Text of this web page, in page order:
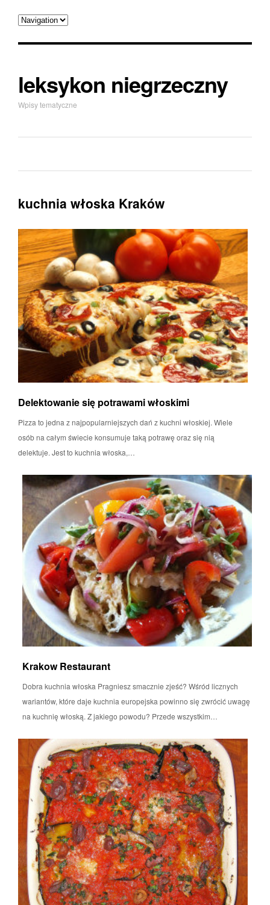
leksykon niegrzeczny
Wpisy tematyczne
kuchnia włoska Kraków
Delektowanie się potrawami włoskimi
Pizza to jedna z najpopularniejszych dań z kuchni włoskiej. Wiele
osób na całym świecie konsumuje taką potrawę oraz się nią
delektuje. Jest to kuchnia włoska,…
Krakow Restaurant
Dobra kuchnia włoska Pragniesz smacznie zjeść? Wśród licznych
wariantów, które daje kuchnia europejska powinno się zwrócić uwagę
na kuchnię włoską. Z jakiego powodu? Przede wszystkim…